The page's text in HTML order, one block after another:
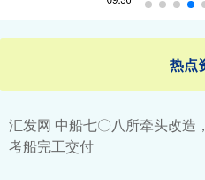
热点
汇发网 中船七〇八所牵头改造
考船完工交付